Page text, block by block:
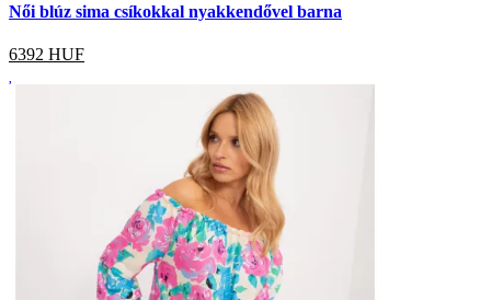
Női blúz sima csíkokkal nyakkendővel barna
6392 HUF